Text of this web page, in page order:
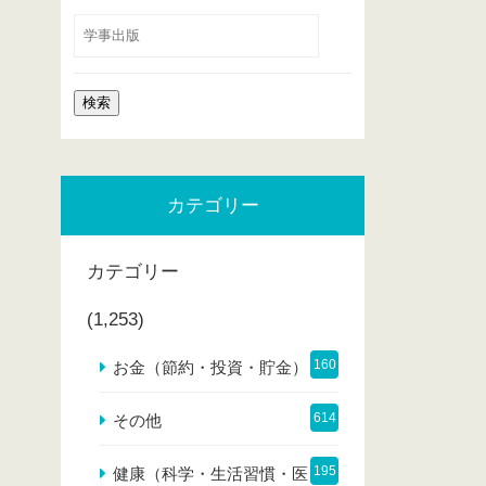
カテゴリー
カテゴリー
(1,253)
お金（節約・投資・貯金） 160
その他 614
健康（科学・生活習慣・医 195